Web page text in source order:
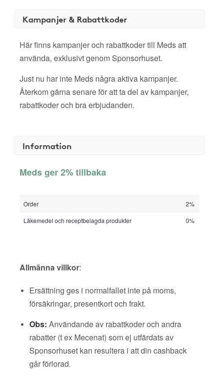
Kampanjer & Rabattkoder
Här finns kampanjer och rabattkoder till Meds att
använda, exklusivt genom Sponsorhuset.
Just nu har inte Meds några aktiva kampanjer.
Återkom gärna senare för att ta del av kampanjer,
rabattkoder och bra erbjudanden.
Information
Meds ger 2% tillbaka
Order
2%
Läkemedel och receptbelagda produkter
0%
Allmänna villkor:
Ersättning ges i normalfallet inte på moms,
försäkringar, presentkort och frakt.
Obs: Användande av rabattkoder och andra
rabatter (t ex Mecenat) som ej utfärdats av
Sponsorhuset kan resultera i att din cashback
går förlorad.